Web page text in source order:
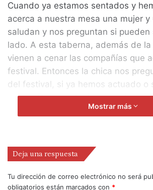
Cuando ya estamos sentados y
acerca a nuestra mesa una mujer
saludan y nos preguntan si pueden
lado. A esta taberna, además de
vienen a cenar las compañías que
festival. Entonces la chica nos
del festival, si ya hemos actuado o
actuar. De repente, le miro a los
emoción intensa, como si me
la mujer, la chica, es Laura Aris
que me conozca, pero imagino que
expresión al mirarle a los ojos le
Mostrar más
Deja una respuesta
Tu dirección de correo electrónico no será
obligatorios están marcados con *